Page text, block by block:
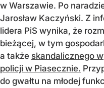
w Warszawie. Po
Jarosław Kaczyński. Z
lidera PiS wynika, że
bieżącej, w tym
a także skandalicznego
policji w Piasecznie.
do gwałtu na młodej